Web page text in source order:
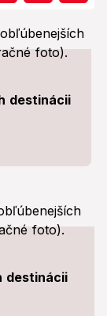
destinácii
destinácii